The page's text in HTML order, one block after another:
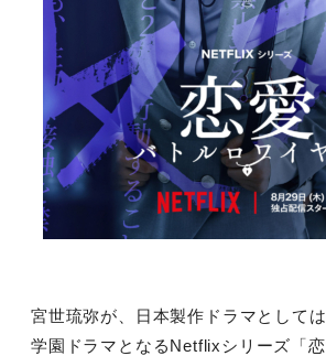
宮世琉弥が、日本製作ドラマとして
学園ドラマとなるNetflixシリーズ「